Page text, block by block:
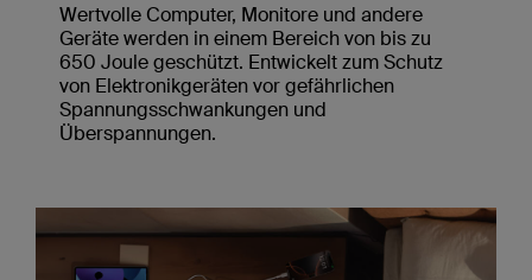
Wertvolle Computer, Monitore und andere
Geräte werden in einem Bereich von bis zu
650 Joule geschützt. Entwickelt zum Schutz
von Elektronikgeräten vor gefährlichen
Spannungsschwankungen und
Überspannungen.